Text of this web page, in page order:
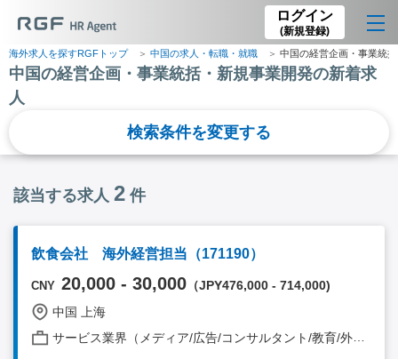
ログイン
(新規登録)
海外求人を探すRGFトップ 中国の求人・転職・就職 中国の経営企画・事業統
中国の経営企画・事業統括・新規事業開発の新着求
人
検索条件を変更する
該当する求人 2 件
飲食会社 海外経営担当（171190）
CNY 20,000 - 30,000 （JPY476,000 - 714,000)
中国 上海
サービス業界（メディア/広告/コンサルタント/教育/外食/飲食/美容/娯楽/士業 他）